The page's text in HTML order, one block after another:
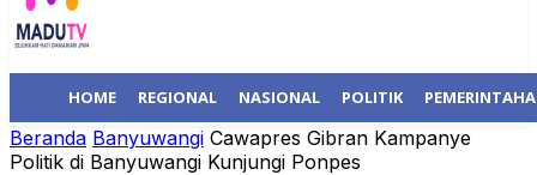
HOME REGIONAL NASIONAL POLITIK
Beranda Banyuwangi Cawapres Gibran Kampanye
Politik di Banyuwangi Kunjungi Ponpes